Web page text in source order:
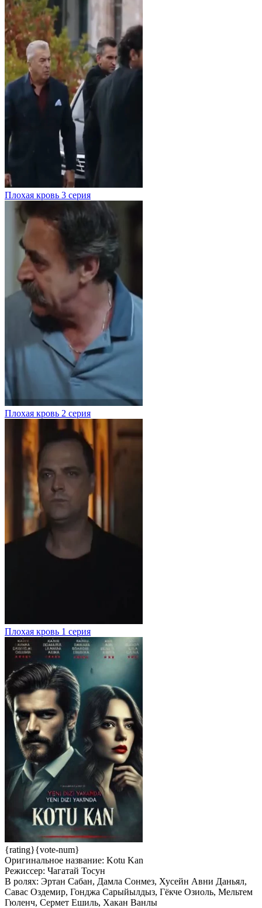
Плохая кровь 3 серия
Плохая кровь 2 серия
Плохая кровь 1 серия
{rating}{vote-num}
Оригинальное название: Kotu Kan
Режиссер: Чагатай Тосун
В ролях: Эртан Сабан, Дамла Сонмез, Хусейн Авни Даньял,
Савас Оздемир, Гонджа Сарыйылдыз, Гёкче Озиоль, Мельтем
Гюленч, Сермет Ешиль, Хакан Ванлы